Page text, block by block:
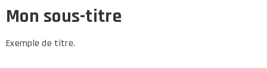
Mon sous-titre
Exemple de titre.